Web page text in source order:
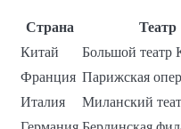
Страна Театр
Китай
Большой театр
Франция Парижская
Италия
Миланский